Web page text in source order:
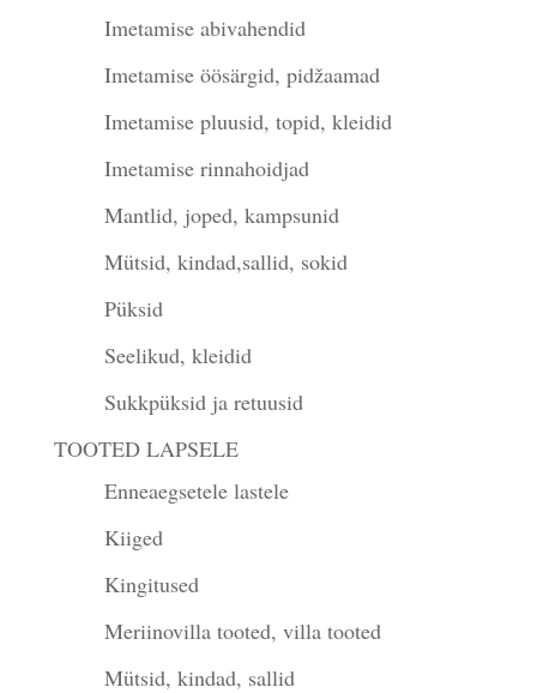
Imetamise abivahendid
Imetamise öösärgid, pidžaamad
Imetamise pluusid, topid, kleidid
Imetamise rinnahoidjad
Mantlid, joped, kampsunid
Mütsid, kindad,sallid, sokid
Püksid
Seelikud, kleidid
Sukkpüksid ja retuusid
TOOTED LAPSELE
Enneaegsetele lastele
Kiiged
Kingitused
Meriinovilla tooted, villa tooted
Mütsid, kindad, sallid